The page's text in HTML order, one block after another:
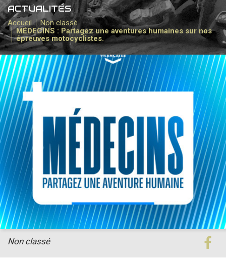
PHOTOS / VIDÉOS
PARTENAIRES
ACTUALITÉS
Accueil
Non classé
MÉDECINS : Partagez une aventures humaines sur nos
épreuves motocyclistes.
Non classé